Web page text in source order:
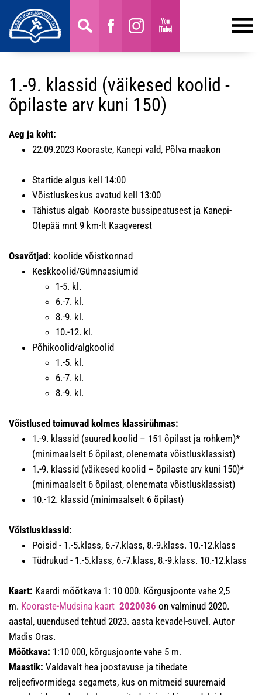
1.-9. klassid (väikesed koolid -
õpilaste arv kuni 150)
Aeg ja koht:
22.09.2023 Kooraste, Kanepi vald, Põlva maakon
Startide algus kell 14:00
Võistluskeskus avatud kell 13:00
Tähistus algab Kooraste bussipeatusest ja Kanepi-
Otepää mnt 9 km-lt Kaagverest
Osavõtjad: koolide võistkonnad
Keskkoolid/Gümnaasiumid
1-5. kl.
6.-7. kl.
8.-9. kl.
10.-12. kl.
Põhikoolid/algkoolid
1.-5. kl.
6.-7. kl.
8.-9. kl.
Võistlused toimuvad kolmes klassirühmas:
1.-9. klassid (suured koolid – 151 õpilast ja rohkem)*
(minimaalselt 6 õpilast, olenemata võistlusklassist)
1.-9. klassid (väikesed koolid – õpilaste arv kuni 150)*
(minimaalselt 6 õpilast, olenemata võistlusklassist)
10.-12. klassid (minimaalselt 6 õpilast)
Võistlusklassid:
Poisid - 1.-5.klass, 6.-7.klass, 8.-9.klass. 10.-12.klass
Tüdrukud - 1.-5.klass, 6.-7.klass, 8.-9.klass. 10.-12.klass
Kaart: Kaardi mõõtkava 1: 10 000. Kõrgusjoonte vahe 2,5
m. Kooraste-Mudsina kaart 2020036 on valminud 2020.
aastal, uuendused tehtud 2023. aasta kevadel-suvel. Autor
Madis Oras.
Mõõtkava: 1:10 000, kõrgusjoonte vahe 5 m.
Maastik: Valdavalt hea joostavuse ja tihedate
reljeefivormidega segamets, kus on mitmeid suuremaid